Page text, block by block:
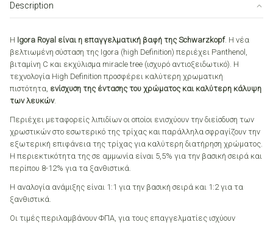
Κατάξανθο
quantity
Description
Η Igora Royal είναι η επαγγελματική βαφή της Schwarzkopf. Η νέα
βελτιωμένη σύσταση της Igora (high Definition) περιέχει Panthenol,
βιταμίνη C και εκχύλισμα miracle tree (ισχυρό αντιοξειδωτικό). Η
τεχνολογία High Definition προσφέρει καλύτερη χρωματική
πιστότητα, ενίσχυση της έντασης του χρώματος και καλύτερη κάλυψη
των λευκών.
Περιέχει μεταφορείς λιπιδίων οι οποίοι ενισχύουν την διείσδυση των
χρωστικών στο εσωτερικό της τρίχας και παράλληλα σφραγίζουν την
εξωτερική επιφάνεια της τρίχας για καλύτερη διατήρηση χρώματος.
Η περιεκτικότητα της σε αμμωνία είναι 5,5% για την βασική σειρά και
περίπου 8-12% για τα ξανθιστικά.
Η αναλογία ανάμιξης είναι 1:1 για την βασική σειρά και 1:2 για τα
ξανθιστικά.
Οι τιμές περιλαμβάνουν ΦΠΑ, για τους επαγγελματίες ισχύουν